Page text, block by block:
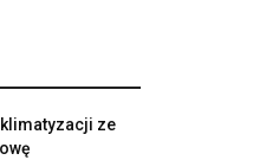
ze